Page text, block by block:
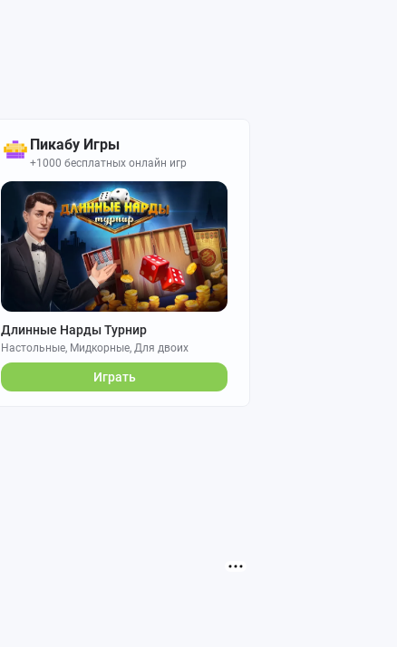
Пикабу Игры
+1000 бесплатных онлайн игр
Длинные Нарды Турнир
Настольные, Мидкорные, Для двоих
Играть